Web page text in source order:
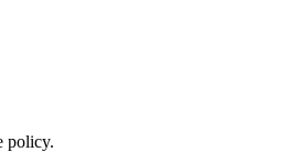
policy.